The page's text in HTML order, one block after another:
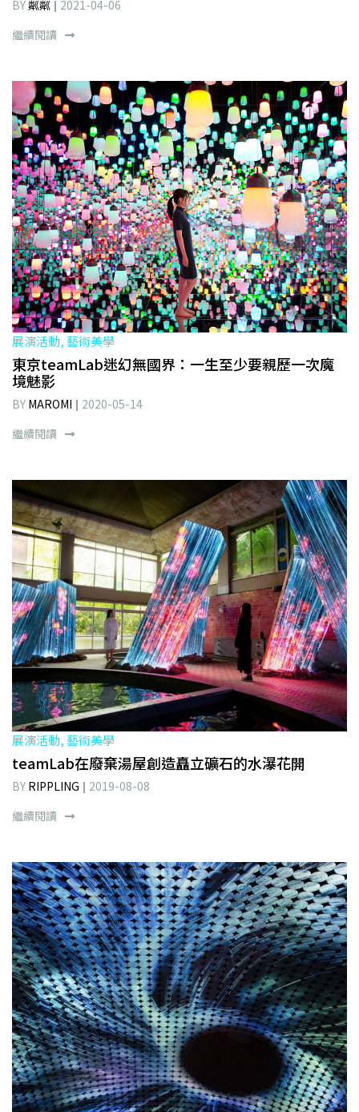
BY粼粼
2021-04-06
繼續閱讀
展演活動, 藝術美學
東京teamLab迷幻無國界：一生至少要親歷一次魔
境魅影
BY MAROMI
2020-05-14
繼續閱讀
展演活動, 藝術美學
teamLab在廢棄湯屋創造矗立礦石的水瀑花開
BY RIPPLING
2019-08-08
繼續閱讀